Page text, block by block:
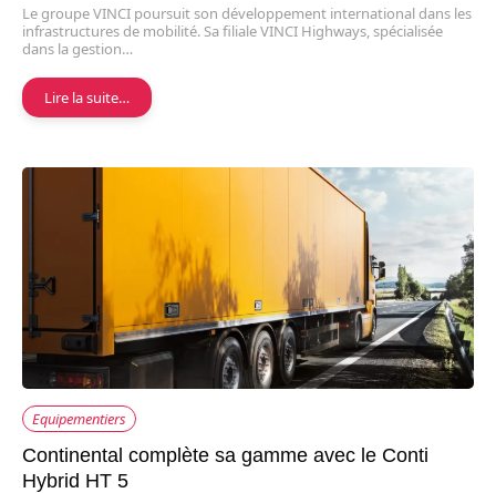
Le groupe VINCI poursuit son développement international dans les
infrastructures de mobilité. Sa filiale VINCI Highways, spécialisée
dans la gestion…
Lire la suite…
Equipementiers
Continental complète sa gamme avec le Conti
Hybrid HT 5